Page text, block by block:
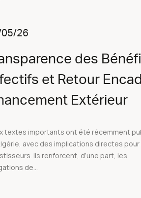
26
des
et Retour
Extérieur
textes importants ont été récemment
avec des implications directes pour
Ils renforcent, d’une part, les
de...